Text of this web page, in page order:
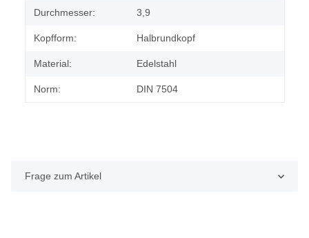
Durchmesser: 3,9
Kopfform: Halbrundkopf
Material: Edelstahl
Norm: DIN 7504
Frage zum Artikel